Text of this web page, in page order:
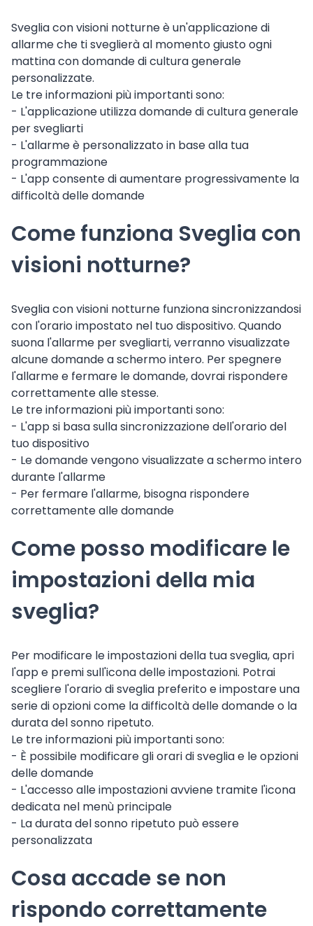
Sveglia con visioni notturne è un'applicazione di
allarme che ti sveglierà al momento giusto ogni
mattina con domande di cultura generale
personalizzate.
Le tre informazioni più importanti sono:
- L'applicazione utilizza domande di cultura generale
per svegliarti
- L'allarme è personalizzato in base alla tua
programmazione
- L'app consente di aumentare progressivamente la
difficoltà delle domande
Come funziona Sveglia con
visioni notturne?
Sveglia con visioni notturne funziona sincronizzandosi
con l'orario impostato nel tuo dispositivo. Quando
suona l'allarme per svegliarti, verranno visualizzate
alcune domande a schermo intero. Per spegnere
l'allarme e fermare le domande, dovrai rispondere
correttamente alle stesse.
Le tre informazioni più importanti sono:
- L'app si basa sulla sincronizzazione dell'orario del
tuo dispositivo
- Le domande vengono visualizzate a schermo intero
durante l'allarme
- Per fermare l'allarme, bisogna rispondere
correttamente alle domande
Come posso modificare le
impostazioni della mia
sveglia?
Per modificare le impostazioni della tua sveglia, apri
l'app e premi sull'icona delle impostazioni. Potrai
scegliere l'orario di sveglia preferito e impostare una
serie di opzioni come la difficoltà delle domande o la
durata del sonno ripetuto.
Le tre informazioni più importanti sono:
- È possibile modificare gli orari di sveglia e le opzioni
delle domande
- L'accesso alle impostazioni avviene tramite l'icona
dedicata nel menù principale
- La durata del sonno ripetuto può essere
personalizzata
Cosa accade se non
rispondo correttamente